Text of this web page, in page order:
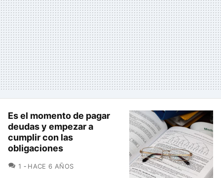
Es el momento de pagar
deudas y empezar a
cumplir con las
obligaciones
1 COMENTARIOS
HACE 6 AÑOS